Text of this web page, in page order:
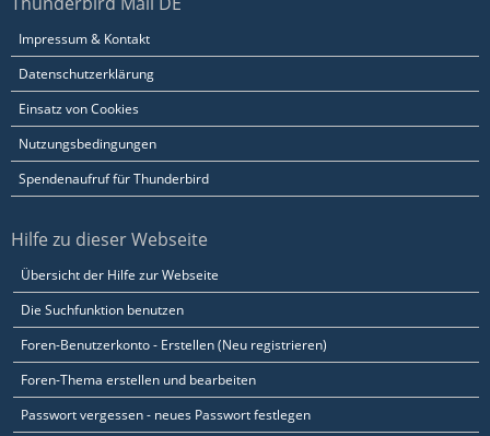
Impressum & Kontakt
Datenschutzerklärung
Einsatz von Cookies
Nutzungsbedingungen
Spendenaufruf für Thunderbird
Hilfe zu dieser Webseite
Übersicht der Hilfe zur Webseite
Die Suchfunktion benutzen
Foren-Benutzerkonto - Erstellen (Neu registrieren)
Foren-Thema erstellen und bearbeiten
Passwort vergessen - neues Passwort festlegen